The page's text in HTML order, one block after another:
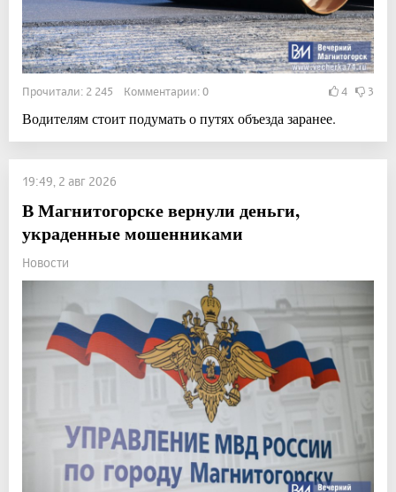
Прочитали: 2 245 Комментарии: 0 4 3
Водителям стоит подумать о путях объезда заранее.
19:49, 2 авг 2026
В Магнитогорске вернули деньги,
украденные мошенниками
Новости